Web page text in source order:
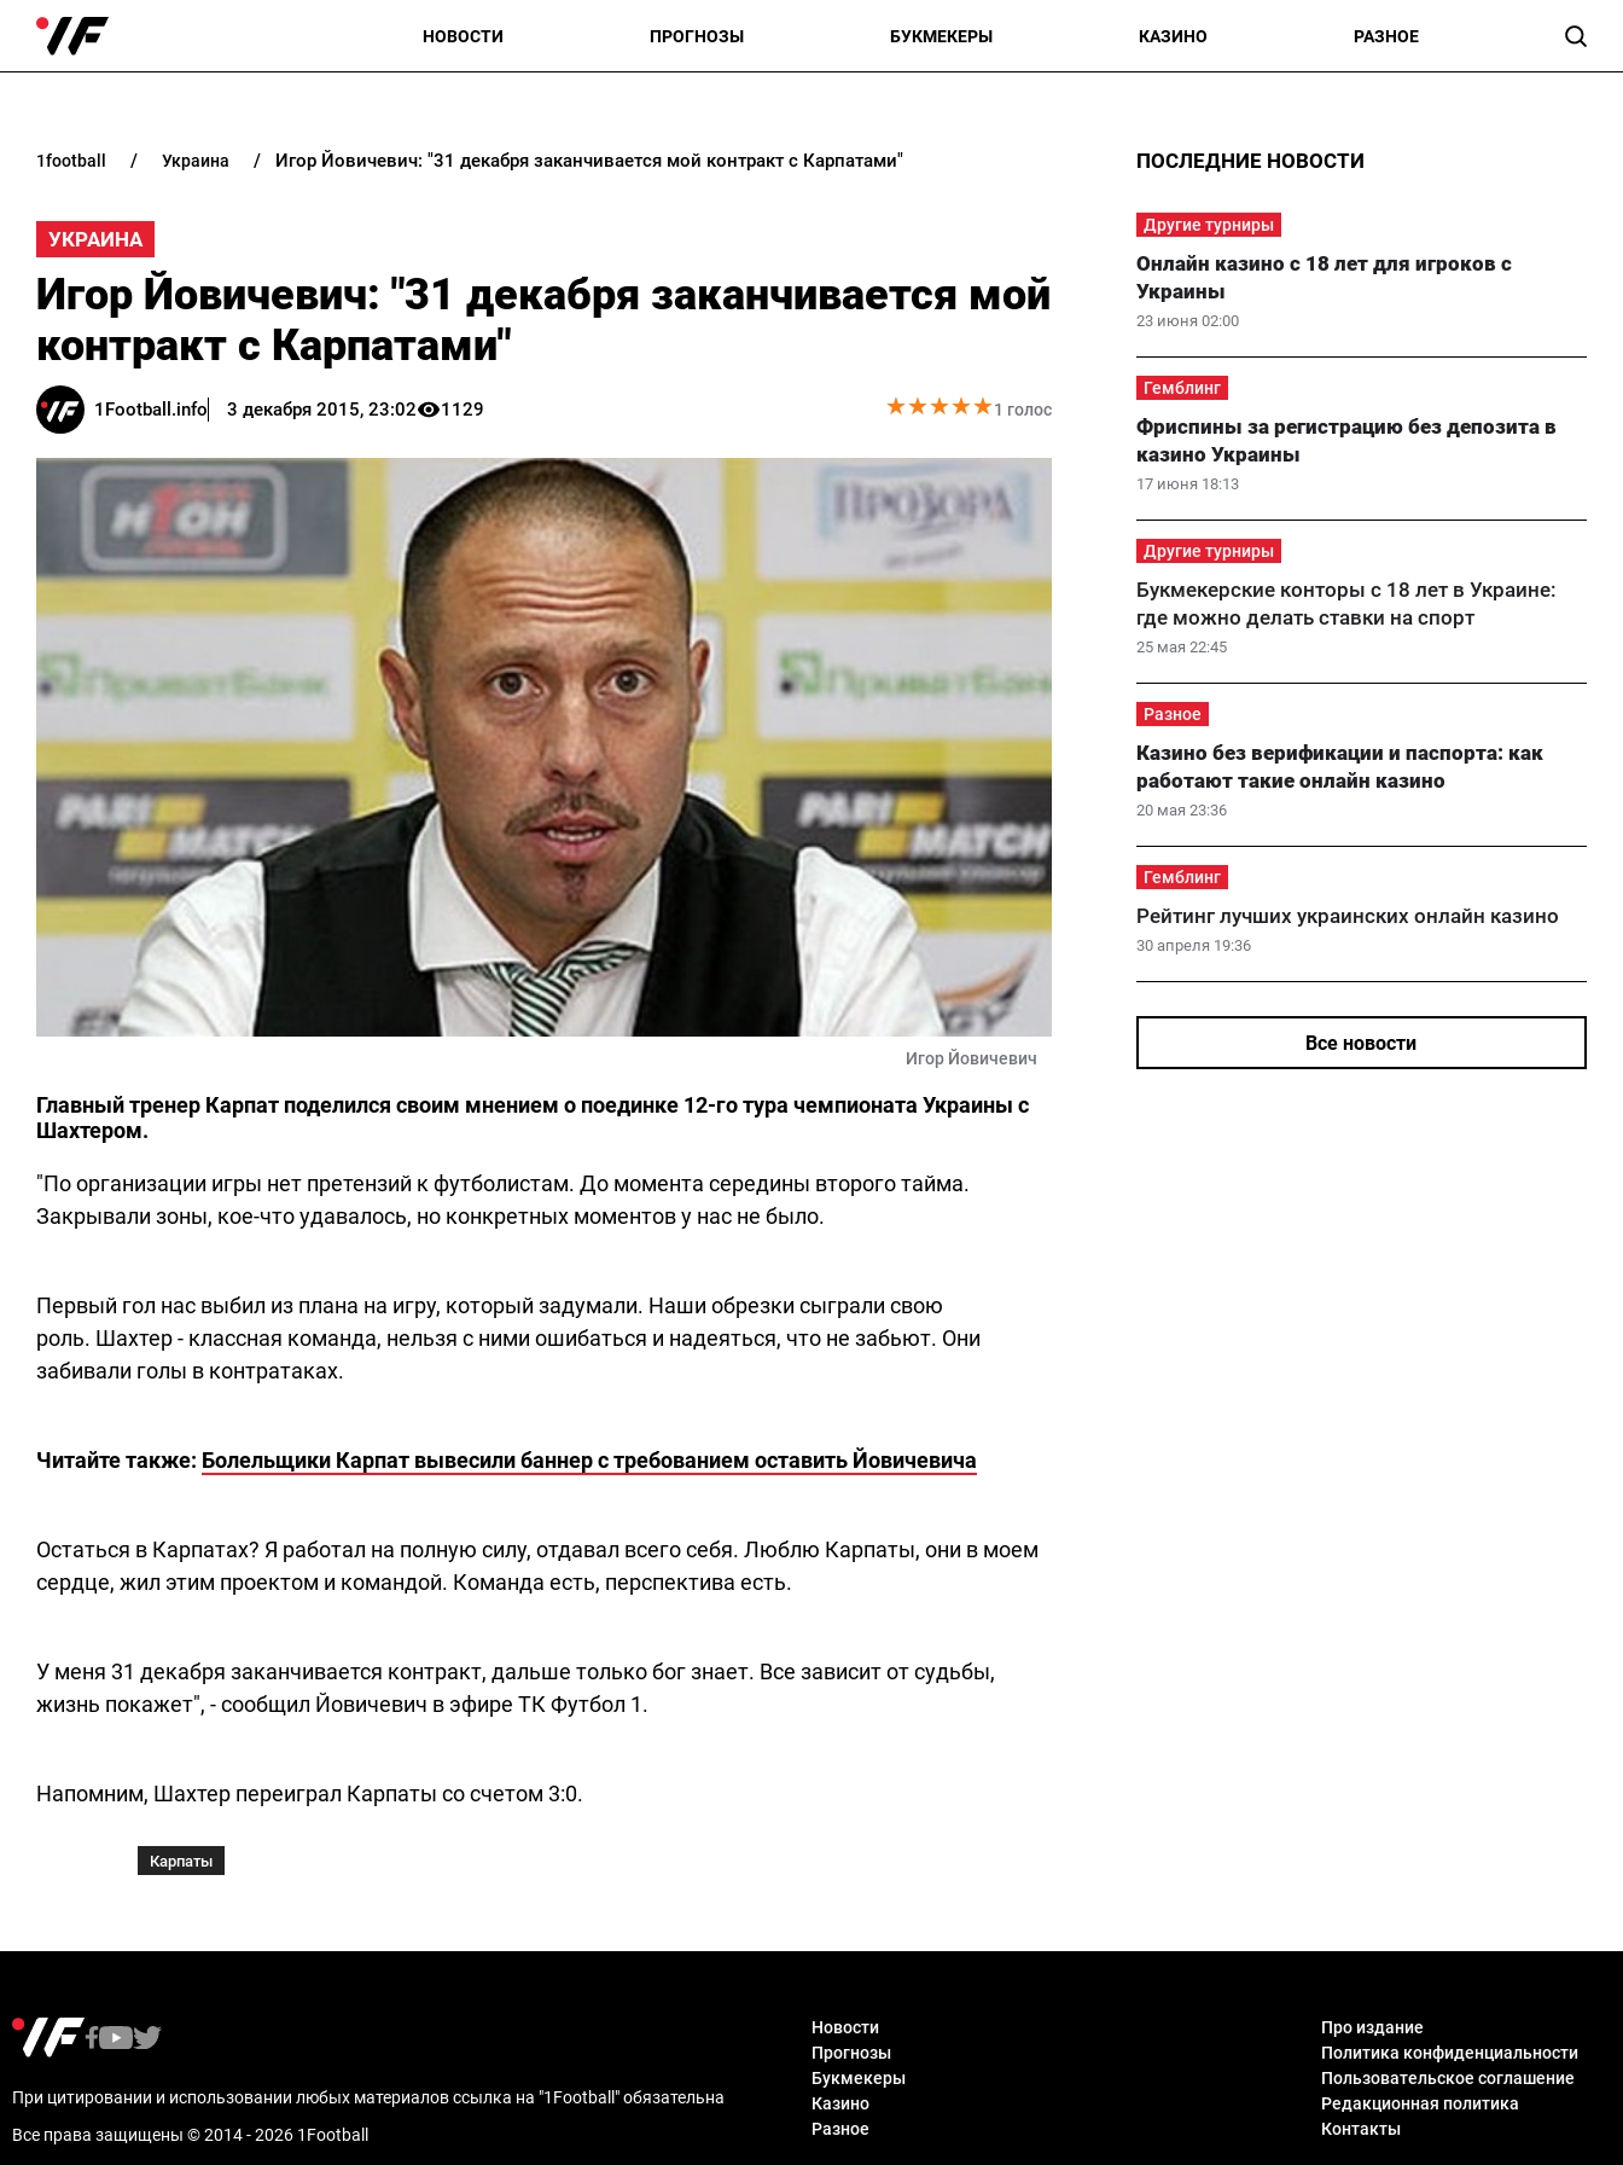
НОВОСТИ ПРОГНОЗЫ БУКМЕКЕРЫ КАЗИНО РАЗНОЕ
1football украина Игор Йовичевич: "31 декабря заканчивается мой контракт с Карпатами"
УКРАИНА
Игор Йовичевич: "31 декабря заканчивается мой
контракт с Карпатами"
1Football.info 3 декабря 2015, 23:02 1129 ★★★★★
★★★★★1 голос
Игор Йовичевич
Главный тренер Карпат поделился своим мнением о поединке 12-го тура чемпионата Украины с
Шахтером.
"По организации игры нет претензий к футболистам. До момента середины второго тайма.
Закрывали зоны, кое-что удавалось, но конкретных моментов у нас не было.
Первый гол нас выбил из плана на игру, который задумали. Наши обрезки сыграли свою
роль. Шахтер - классная команда, нельзя с ними ошибаться и надеяться, что не забьют. Они
забивали голы в контратаках.
Читайте также: Болельщики Карпат вывесили баннер с требованием оставить Йовичевича
Остаться в Карпатах? Я работал на полную силу, отдавал всего себя. Люблю Карпаты, они в моем
сердце, жил этим проектом и командой. Команда есть, перспектива есть.
У меня 31 декабря заканчивается контракт, дальше только бог знает. Все зависит от судьбы,
жизнь покажет", - сообщил Йовичевич в эфире ТК Футбол 1.
Напомним, Шахтер переиграл Карпаты со счетом 3:0.
Карпаты
ПОСЛЕДНИЕ НОВОСТИ
Другие турниры
23 июня 02:00
Онлайн казино с 18 лет для игроков с
Украины
Гемблинг
17 июня 18:13
Фриспины за регистрацию без депозита в
казино Украины
Другие турниры
25 мая 22:45
Букмекерские конторы с 18 лет в Украине:
где можно делать ставки на спорт
Разное
20 мая 23:36
Казино без верификации и паспорта: как
работают такие онлайн казино
Гемблинг
30 апреля 19:36
Рейтинг лучших украинских онлайн казино
Все новости
При цитировании и использовании любых материалов ссылка на "1Football" обязательна
Все права защищены © 2014 - 2026 1Football
Новости
Прогнозы
Букмекеры
Казино
Разное
Про издание
Политика конфиденциальности
Пользовательское соглашение
Редакционная политика
Контакты